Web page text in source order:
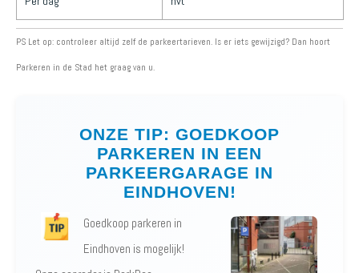
PS Let op: controleer altijd zelf de parkeertarieven. Is er iets gewijzigd? Dan hoort
Parkeren in de Stad het graag van u.
ONZE TIP: GOEDKOOP
PARKEREN IN EEN
PARKEERGARAGE IN
EINDHOVEN!
Goedkoop parkeren in
Eindhoven is mogelijk!